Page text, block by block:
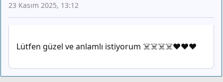
23 Kasım 2025, 13:12
Lütfen güzel ve anlamlı istiyorum ☠️☠️☠️☠️❤️❤️❤️